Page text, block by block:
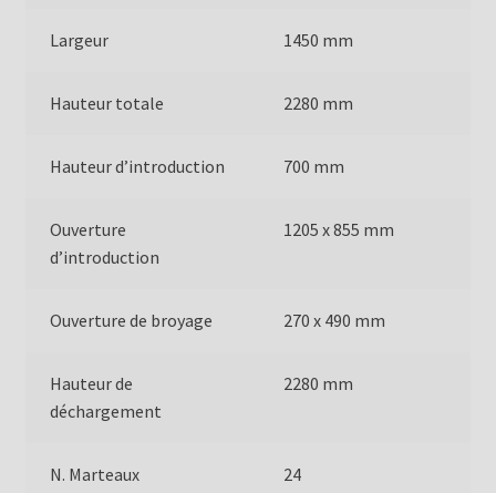
Largeur 1450 mm
Hauteur totale 2280 mm
Hauteur d’introduction 700 mm
Ouverture
d’introduction
1205 x 855 mm
Ouverture de broyage 270 x 490 mm
Hauteur de
déchargement
2280 mm
N. Marteaux 24